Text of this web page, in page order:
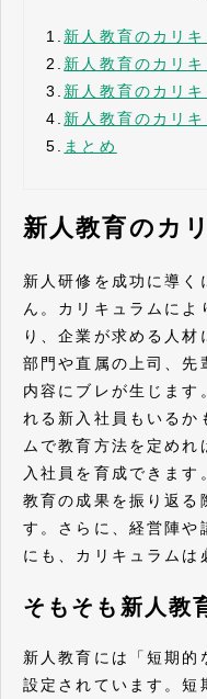
1. 新人教育のカリ
2. 新人教育のカリ
3. 新人教育のカリ
4. 新人教育のカリ
5.
まとめ
新人教育のカ
新人研修を成功に導く
ん。カリキュラムによ
り、企業が求める人材
部門や直属の上司、先
内容にブレが生じます
れる新入社員もいるか
ムで教育方法を定め
入社員を育成できます
教育の成果を振り返る
す。さらに、経営陣や
にも、カリキュラムは
そもそも新人教
新人教育には「短期的
設定されています。短